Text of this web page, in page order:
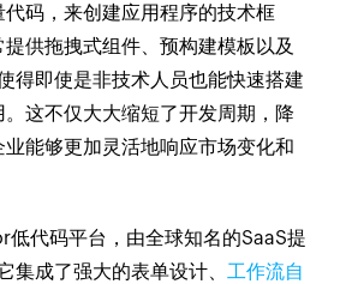
码，来创建应用程序的技术框
供拖拽式组件、预构建模板以及
得即使是非技术人员也能快速搭建
这不仅大大缩短了开发周期，降
能够更加灵活地响应市场变化和
代码平台，由全球知名的SaaS提
集成了强大的表单设计、工作流自